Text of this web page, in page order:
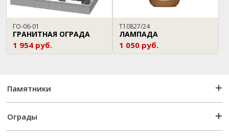
ГО-06-01
ГРАНИТНАЯ ОГРАДА
1 954 руб.
T10827/24
ЛАМПАДА
1 050 руб.
Памятники
Ограды